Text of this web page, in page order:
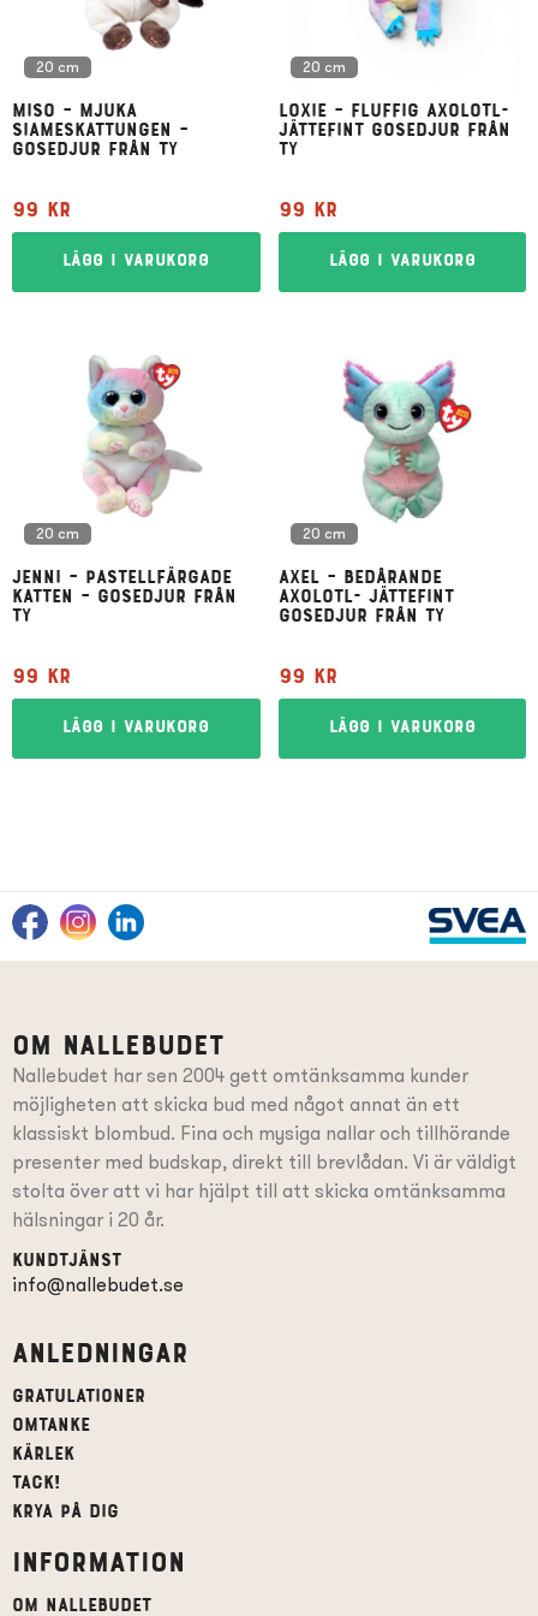
20 cm
Miso – mjuka
siameskattungen –
gosedjur från Ty
99 kr
Lägg i varukorg
20 cm
Loxie – fluffig axolotl-
jättefint gosedjur från
Ty
99 kr
Lägg i varukorg
20 cm
Jenni – pastellfärgade
katten – gosedjur från
Ty
99 kr
Lägg i varukorg
20 cm
Axel – bedårande
axolotl- jättefint
gosedjur från Ty
99 kr
Lägg i varukorg
Om Nallebudet
Nallebudet har sen 2004 gett omtänksamma kunder
möjligheten att skicka bud med något annat än ett
klassiskt blombud. Fina och mysiga nallar och tillhörande
presentermed budskap, direkt till brevlådan. Vi är väldigt
stolta över att vi har hjälpt till att skicka omtänksamma
hälsningar i 20 år.
Kundtjänst
info@nallebudet.se
Anledningar
Gratulationer
Omtanke
Kärlek
Tack!
Krya på dig
Information
Om Nallebudet